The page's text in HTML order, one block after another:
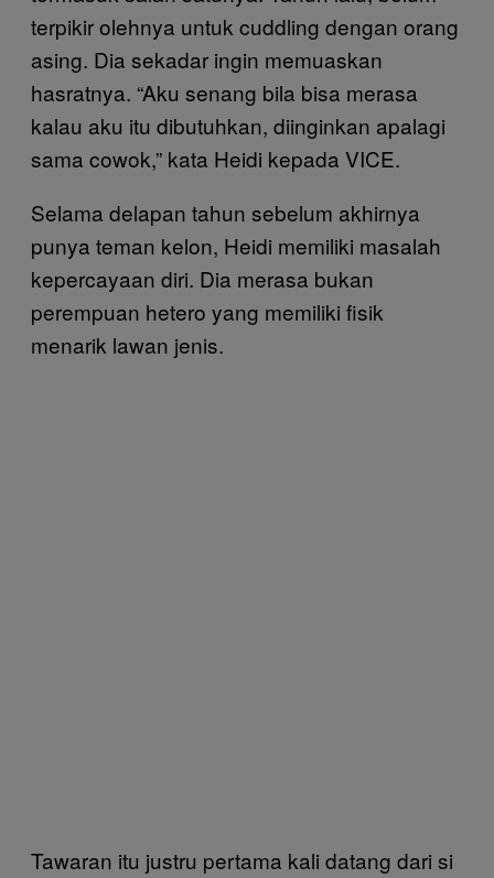
terpikir olehnya untuk cuddling dengan orang
asing. Dia sekadar ingin memuaskan
hasratnya. “Aku senang bila bisa merasa
kalau aku itu dibutuhkan, diinginkan apalagi
sama cowok,” kata Heidi kepada VICE.
Selama delapan tahun sebelum akhirnya
punya teman kelon, Heidi memiliki masalah
kepercayaan diri. Dia merasa bukan
perempuan hetero yang memiliki fisik
menarik lawan jenis.
Tawaran itu justru pertama kali datang dari si